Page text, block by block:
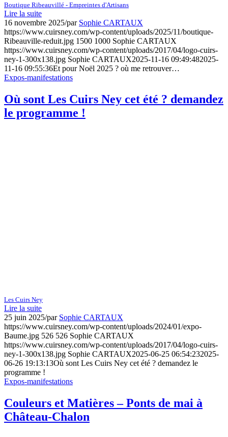
Boutique Ribeauvillé - Empreintes d'Artisans
Lire la suite
16 novembre 2025/par Sophie CARTAUX
https://www.cuirsney.com/wp-content/uploads/2025/11/boutique-
Ribeauville-reduit.jpg 1500 1000 Sophie CARTAUX
https://www.cuirsney.com/wp-content/uploads/2017/04/logo-cuirs-
ney-1-300x138.jpg Sophie CARTAUX2025-11-16 09:49:482025-
11-16 09:55:36Et pour Noël 2025 ? où me retrouver…
Expos-manifestations
Où sont Les Cuirs Ney cet été ? demandez
le programme !
Les Cuirs Ney
Lire la suite
25 juin 2025/par Sophie CARTAUX
https://www.cuirsney.com/wp-content/uploads/2024/01/expo-
Baume.jpg 526 526 Sophie CARTAUX
https://www.cuirsney.com/wp-content/uploads/2017/04/logo-cuirs-
ney-1-300x138.jpg Sophie CARTAUX2025-06-25 06:54:232025-
06-26 19:13:13Où sont Les Cuirs Ney cet été ? demandez le
programme !
Expos-manifestations
Couleurs et Matières – Ponts de mai à
Château-Chalon